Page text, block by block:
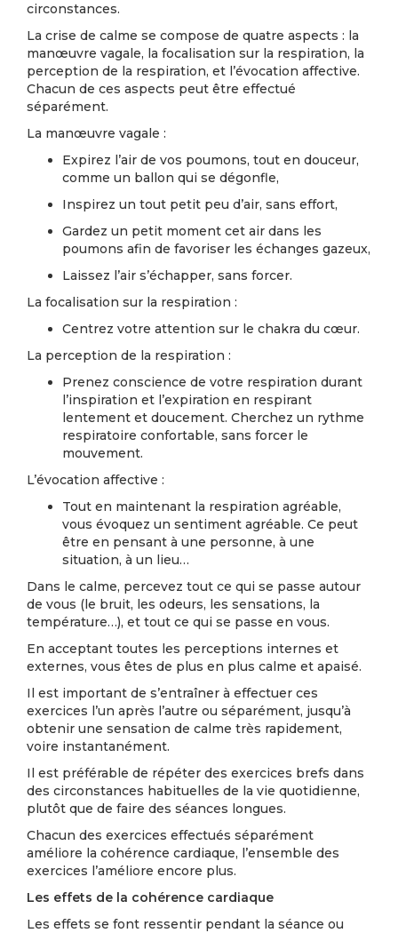
circonstances.
La crise de calme se compose de quatre aspects : la
manœuvre vagale, la focalisation sur la respiration, la
perception de la respiration, et l’évocation affective.
Chacun de ces aspects peut être effectué
séparément.
La manœuvre vagale :
Expirez l’air de vos poumons, tout en douceur,
comme un ballon qui se dégonfle,
Inspirez un tout petit peu d’air, sans effort,
Gardez un petit moment cet air dans les
poumons afin de favoriser les échanges gazeux,
Laissez l’air s’échapper, sans forcer.
La focalisation sur la respiration :
Centrez votre attention sur le chakra du cœur.
La perception de la respiration :
Prenez conscience de votre respiration durant
l’inspiration et l’expiration en respirant
lentement et doucement. Cherchez un rythme
respiratoire confortable, sans forcer le
mouvement.
L’évocation affective :
Tout en maintenant la respiration agréable,
vous évoquez un sentiment agréable. Ce peut
être en pensant à une personne, à une
situation, à un lieu…
Dans le calme, percevez tout ce qui se passe autour
de vous (le bruit, les odeurs, les sensations, la
température…), et tout ce qui se passe en vous.
En acceptant toutes les perceptions internes et
externes, vous êtes de plus en plus calme et apaisé.
Il est important de s’entraîner à effectuer ces
exercices l’un après l’autre ou séparément, jusqu’à
obtenir une sensation de calme très rapidement,
voire instantanément.
Il est préférable de répéter des exercices brefs dans
des circonstances habituelles de la vie quotidienne,
plutôt que de faire des séances longues.
Chacun des exercices effectués séparément
améliore la cohérence cardiaque, l’ensemble des
exercices l’améliore encore plus.
Les effets de la cohérence cardiaque
Les effets se font ressentir pendant la séance ou